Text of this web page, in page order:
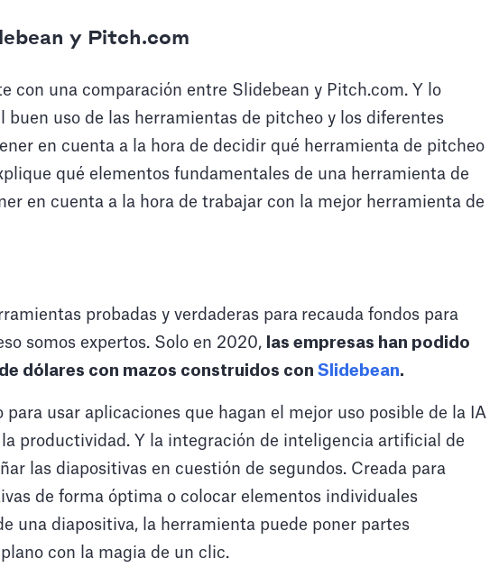
y Pitch.com
con una comparación entre Slidebean y Pitch.com. Y lo
buen uso de las herramientas de pitcheo y los diferentes
en cuenta a la hora de decidir qué herramienta de pitcheo
qué elementos fundamentales de una herramienta de
en cuenta a la hora de trabajar con la mejor herramienta de
probadas y verdaderas para recauda fondos para
somos expertos. Solo en 2020,
las empresas han podido
dólares con mazos construidos con Slidebean.
usar aplicaciones que hagan el mejor uso posible de la IA
productividad. Y la integración de inteligencia artificial de
las diapositivas en cuestión de segundos. Creada para
de forma óptima o colocar elementos individuales
una diapositiva, la herramienta puede poner partes
con la magia de un clic.